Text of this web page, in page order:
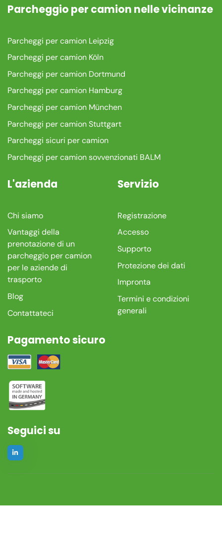
Parcheggio per camion nelle vicinanze
Parcheggi per camion Leipzig
Parcheggi per camion Köln
Parcheggi per camion Dortmund
Parcheggi per camion Hamburg
Parcheggi per camion München
Parcheggi per camion Stuttgart
Parcheggi sicuri per camion
Parcheggi per camion sovvenzionati BALM
L'azienda
Chi siamo
Vantaggi della
prenotazione di un
parcheggio per camion
per le aziende di
trasporto
Blog
Contattateci
Servizio
Registrazione
Accesso
Supporto
Protezione dei dati
Impronta
Termini e condizioni
generali
Pagamento sicuro
Seguici su